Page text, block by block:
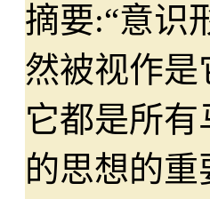
摘要:“意识
然被视作
它都是所
的思想的